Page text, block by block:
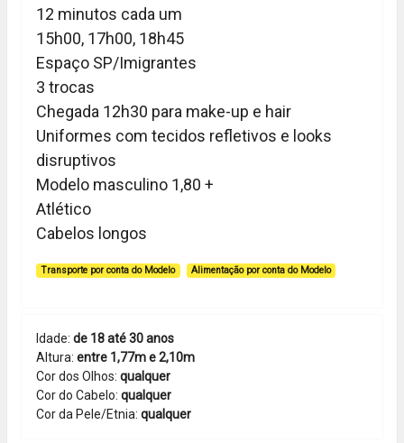
12 minutos cada um
15h00, 17h00, 18h45
Espaço SP/Imigrantes
3 trocas
Chegada 12h30 para make-up e hair
Uniformes com tecidos refletivos e looks
disruptivos
Modelo masculino 1,80 +
Atlético
Cabelos longos
Transporte por conta do Modelo Alimentação por conta do Modelo
Idade: de 18 até 30 anos
Altura: entre 1,77m e 2,10m
Cor dos Olhos: qualquer
Cor do Cabelo: qualquer
Cor da Pele/Etnia: qualquer